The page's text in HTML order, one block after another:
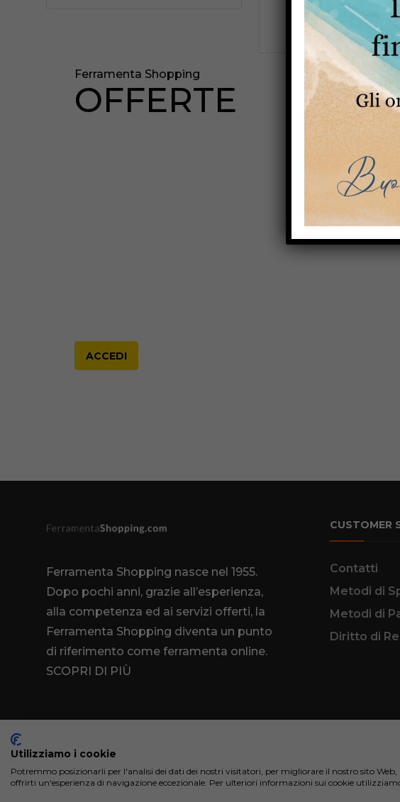
Ferramenta Shopping
OFFERTE
ACCEDI
CARRELLO
Ferramenta Shopping nasce nel 1955.
Dopo pochi anni, grazie all’esperienza,
alla competenza ed ai servizi offerti, la
Ferramenta Shopping diventa un punto
di riferimento come ferramenta online.
SCOPRI DI PIÙ
CUSTOMER
Contatti
Metodi di
Metodi di
Diritto di
ferramentashopping.com ©2024 | Realizzato da Creative
Utilizziamo i cookie
Potremmo posizionarli per l'analisi dei dati dei nostri visitatori, per migliorare il nostro sito
offrirti un'esperienza di navigazione eccezionale. Per ulteriori informazioni sui cookie